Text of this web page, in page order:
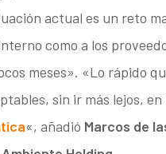
actual es un reto
como a los
meses». «Lo rápido
sin ir más lejos, en
«, añadió Marcos de